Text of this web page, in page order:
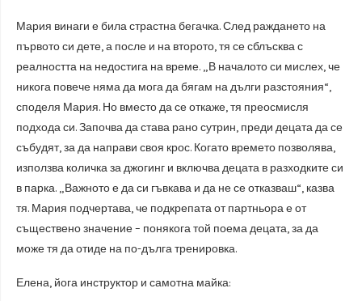
Мария винаги е била страстна бегачка. След раждането на
първото си дете, а после и на второто, тя се сблъсква с
реалността на недостига на време. „В началото си мислех, че
никога повече няма да мога да бягам на дълги разстояния“,
споделя Мария. Но вместо да се откаже, тя преосмисля
подхода си. Започва да става рано сутрин, преди децата да се
събудят, за да направи своя крос. Когато времето позволява,
използва количка за джогинг и включва децата в разходките си
в парка. „Важното е да си гъвкава и да не се отказваш“, казва
тя. Мария подчертава, че подкрепата от партньора е от
съществено значение – понякога той поема децата, за да
може тя да отиде на по-дълга тренировка.
Елена, йога инструктор и самотна майка: